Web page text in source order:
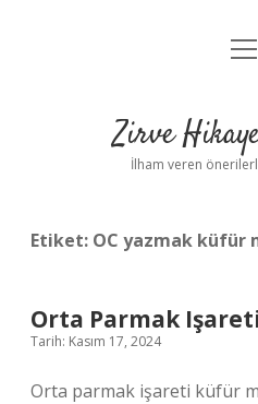
Yasal
Zirve
İlham veren
Etiket: OC yazmak küfür
Orta Parmak
Tarih: Kasım 17, 2024
Orta parmak işareti küfür